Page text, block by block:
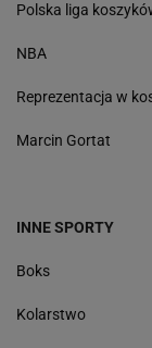
Polska liga
NBA
Reprezentacja w
Marcin Gortat
INNE SPORTY
Boks
Kolarstwo